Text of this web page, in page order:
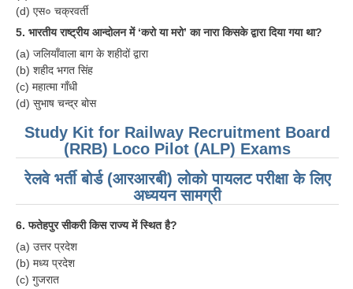
(d) एस० चक्रवर्ती
5. भारतीय राष्ट्रीय आन्दोलन में ‘करो या मरो’ का नारा किसके द्वारा दिया गया था?
(a) जलियाँवाला बाग के शहीदों द्वारा
(b) शहीद भगत सिंह
(c) महात्मा गाँधी
(d) सुभाष चन्द्र बोस
Study Kit for Railway Recruitment Board
(RRB) Loco Pilot (ALP) Exams
रेलवे भर्ती बोर्ड (आरआरबी) लोको पायलट परीक्षा के लिए
अध्ययन सामग्री
6. फतेहपुर सीकरी किस राज्य में स्थित है?
(a) उत्तर प्रदेश
(b) मध्य प्रदेश
(c) गुजरात